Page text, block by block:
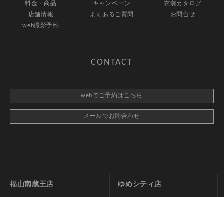
料金・商品
キャンペーン
衣装カタログ
店舗情報
よくあるご質問
お問合せ
web撮影予約
CONTACT
webでご予約はこちら
メールでお問合わせ
福山南蔵王店 ゆめシティ店